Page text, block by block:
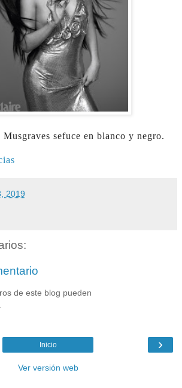
Musgraves sefuce en blanco y negro.
2019
de este blog pueden
›
Inicio
Ver versión web